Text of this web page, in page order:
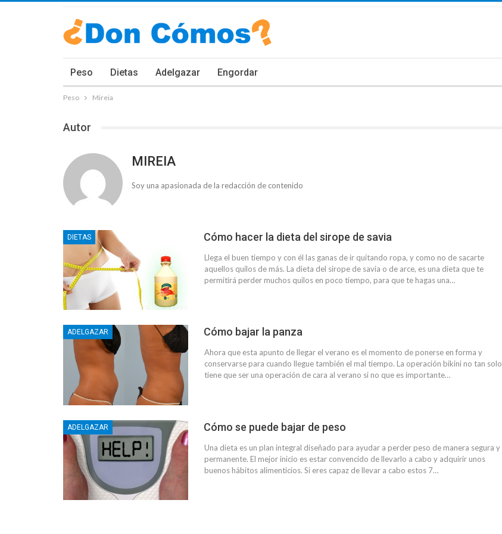
Peso Dietas Adelgazar Engordar
Peso Mireia
Autor
MIREIA
Soy una apasionada de la redacción de contenido
DIETAS Cómo hacer la dieta del sirope de savia
Llega el buen tiempo y con él las ganas de ir quitando ropa, y como no de sacarte
aquellos quilos de más. La dieta del sirope de savia o de arce, es una dieta que te
permitirá perder muchos quilos en poco tiempo, para que te hagas una…
ADELGAZAR Cómo bajar la panza
Ahora que esta apunto de llegar el verano es el momento de ponerse en forma y
conservarse para cuando llegue también el mal tiempo. La operación bikini no tan solo
tiene que ser una operación de cara al verano si no que es importante…
ADELGAZAR Cómo se puede bajar de peso
Una dieta es un plan integral diseñado para ayudar a perder peso de manera segura y
permanente. El mejor inicio es estar convencido de llevarlo a cabo y adquirir unos
buenos hábitos alimenticios. Si eres capaz de llevar a cabo estos 7…